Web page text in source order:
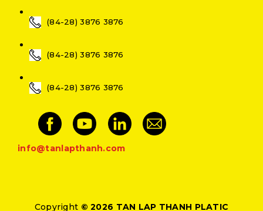
(84-28) 3876 3876
(84-28) 3876 3876
(84-28) 3876 3876
info@tanlapthanh.com
Copyright © 2026 TAN LAP THANH PLATIC